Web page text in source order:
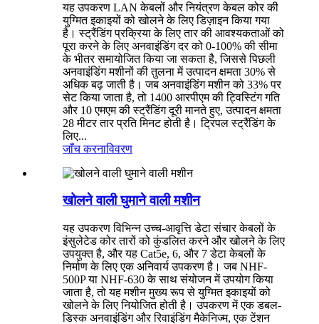
यह उपकरण LAN केबलों और नियंत्रण केबल कोर की
युग्मित इकाइयों को खोलने के लिए डिज़ाइन किया गया
है। स्ट्रैंडिंग प्रक्रिया के लिए तार की आवश्यकताओं को
पूरा करने के लिए अनवाइंडिंग दर को 0-100% की सीमा
के भीतर समायोजित किया जा सकता है, जिससे पिछली
अनवाइंडिंग मशीनों की तुलना में उत्पादन क्षमता 30% से
अधिक बढ़ जाती है। जब अनवाइंडिंग मशीन को 33% पर
सेट किया जाता है, तो 1400 आरपीएम की ट्विस्टिंग गति
और 10 एमएम की स्ट्रैंडिंग दूरी मानते हुए, उत्पादन क्षमता
28 मीटर तार प्रति मिनट होती है। ट्रिपल स्ट्रैंडिंग के
लिए...
जाँच करनाविवरण
खोलने वाली घुमाने वाली मशीन
यह उपकरण विभिन्न उच्च-आवृत्ति डेटा संचार केबलों के
इंसुलेटेड कोर तारों को कुंडलित करने और खोलने के लिए
उपयुक्त है, और यह Cat5e, 6, और 7 डेटा केबलों के
निर्माण के लिए एक अनिवार्य उपकरण है। जब NHF-
500P या NHF-630 के साथ संयोजन में उपयोग किया
जाता है, तो यह मशीन मुख्य रूप से युग्मित इकाइयों को
खोलने के लिए नियोजित होती है। उपकरण में एक डबल-
डिस्क अनवाइंडिंग और रिवाइंडिंग मैकेनिज्म, एक टेंशन